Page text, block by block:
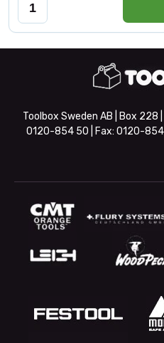
Toolbox Sweden AB | Box
0120-854 50 | Fax: 0120-